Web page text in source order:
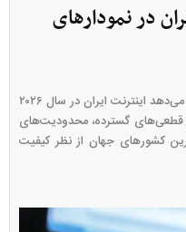
در نمودار‌های
بررسی داده‌ها و نمودار‌های جهانی نشان می‌دهد اینترنت ایران در سال ۲۰۲۶
گسترده، محدودیت‌های
کشور‌های جهان از نظر کیفیت